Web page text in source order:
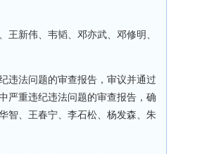
新伟、韦韬、邓亦武、邓修明、
法问题的审查报告，审议并通过
严重违纪违法问题的审查报告，确
智、王春宁、李石松、杨发森、朱